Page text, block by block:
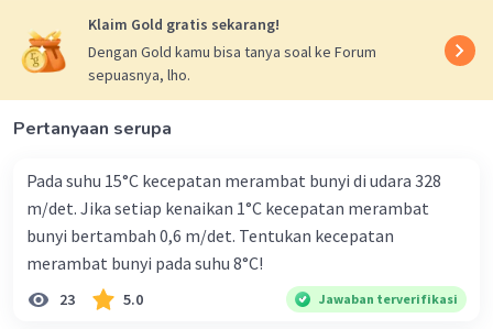
T1 = √3 w N ...(1)
2. Tinjau Gaya-Gaya Pada Sumbu-y
ΣFy = 0
(T1 sin θ1) + (T2 sin θ2) - wb = 0
½√3 T1 + ½w = 600
√3 T1 + w = 1200 N ...(2)
3. Substitusikan Persamaan 1 ke 2
√3 T1 + w = 1200
√3 (√3 w) + w = 1200
Klaim Gold gratis sekarang!
Dengan Gold kamu bisa tanya soal ke Forum
sepuasnya, lho.
Pertanyaan serupa
Pada suhu 15°C kecepatan merambat bunyi di udara 328
m/det. Jika setiap kenaikan 1°C kecepatan merambat
bunyi bertambah 0,6 m/det. Tentukan kecepatan
merambat bunyi pada suhu 8°C!
23 5.0 Jawaban terverifikasi